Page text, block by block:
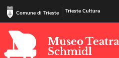
Comune di Trieste Trieste Cultura
Museo
Schmidl